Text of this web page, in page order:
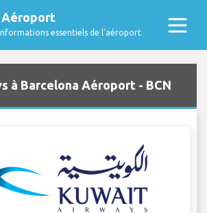
Aéroport
essentiels de l’aéroport
à Barcelona Aéroport - BCN